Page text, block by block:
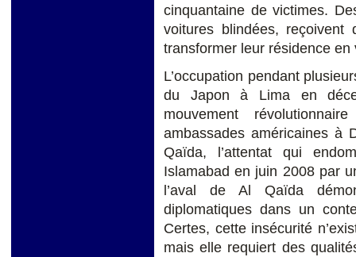
cinquantaine de victimes.
voitures blindées,
transformer leur résidence
L’occupation pendant
du Japon à Lima en
mouvement
ambassades américaines à
Qaïda, l’attentat qui
Islamabad en juin 2008 par
l’aval de Al Qaïda
diplomatiques dans un
Certes, cette insécurité
mais elle requiert des